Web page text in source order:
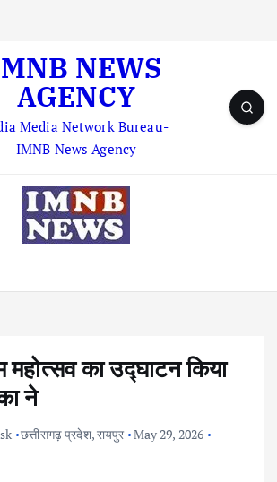
AGENCY
Media Network Bureau-
IMNB News Agency
महोत्सव का उद्घाटन किया
ने
छत्तीसगढ़ प्रदेश,रायपुर May 29, 2026